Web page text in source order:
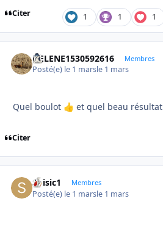
Citer 1 1 1
HELENE1530592616 Membres
Posté(e) le 1 marsle 1 mars
Quel boulot 👍 et quel beau résultat
Citer
Soisic1 Membres
Posté(e) le 1 marsle 1 mars